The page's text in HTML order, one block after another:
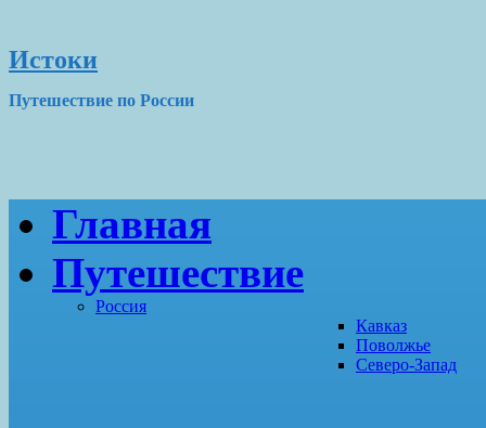
Истоки
Путешествие по России
Главная
Путешествие
Россия
Кавказ
Поволжье
Северо-Запад